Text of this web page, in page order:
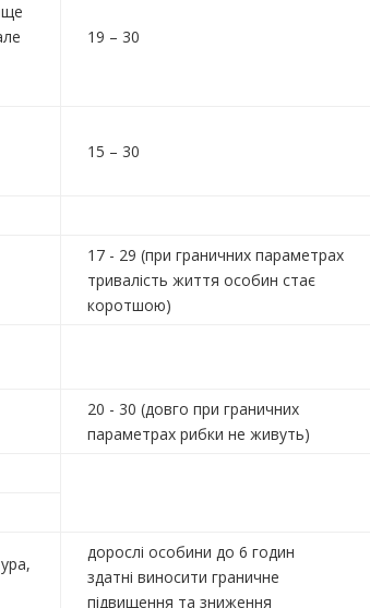
19 – 30
15 – 30
17 - 29 (при граничних параметрах
тривалість життя особин стає
коротшою)
20 - 30 (довго при граничних
параметрах рибки не живуть)
дорослі особини до 6 годин
здатні виносити граничне
підвищення та зниження